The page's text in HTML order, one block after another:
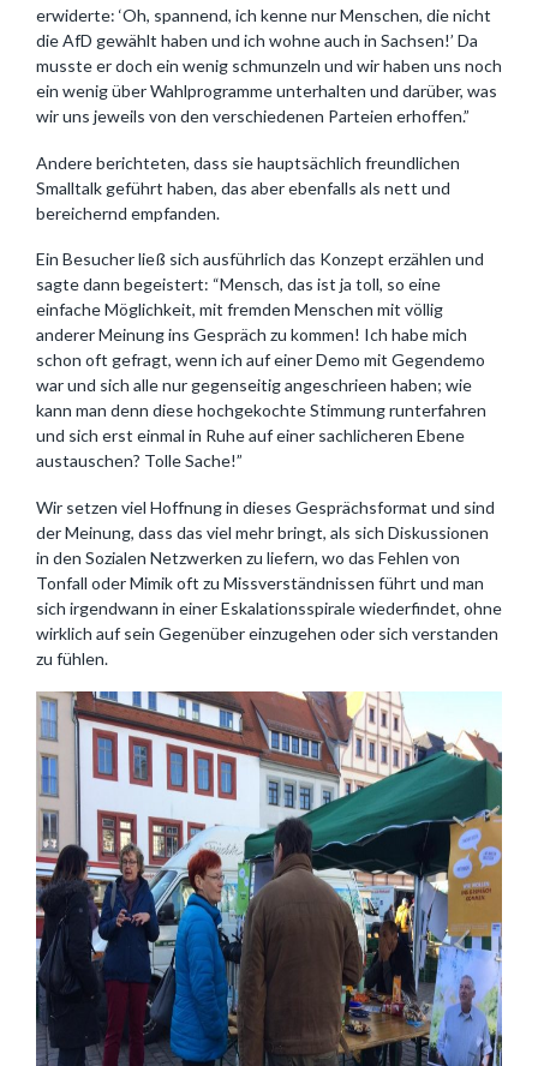
erwiderte: ‘Oh, spannend, ich kenne nur Menschen, die nicht
die AfD gewählt haben und ich wohne auch in Sachsen!’ Da
musste er doch ein wenig schmunzeln und wir haben uns noch
ein wenig über Wahlprogramme unterhalten und darüber, was
wir uns jeweils von den verschiedenen Parteien erhoffen.”
Andere berichteten, dass sie hauptsächlich freundlichen
Smalltalk geführt haben, das aber ebenfalls als nett und
bereichernd empfanden.
Ein Besucher ließ sich ausführlich das Konzept erzählen und
sagte dann begeistert: “Mensch, das ist ja toll, so eine
einfache Möglichkeit, mit fremden Menschen mit völlig
anderer Meinung ins Gespräch zu kommen! Ich habe mich
schon oft gefragt, wenn ich auf einer Demo mit Gegendemo
war und sich alle nur gegenseitig angeschrieen haben; wie
kann man denn diese hochgekochte Stimmung runterfahren
und sich erst einmal in Ruhe auf einer sachlicheren Ebene
austauschen? Tolle Sache!”
Wir setzen viel Hoffnung in dieses Gesprächsformat und sind
der Meinung, dass das viel mehr bringt, als sich Diskussionen
in den Sozialen Netzwerken zu liefern, wo das Fehlen von
Tonfall oder Mimik oft zu Missverständnissen führt und man
sich irgendwann in einer Eskalationsspirale wiederfindet, ohne
wirklich auf sein Gegenüber einzugehen oder sich verstanden
zu fühlen.